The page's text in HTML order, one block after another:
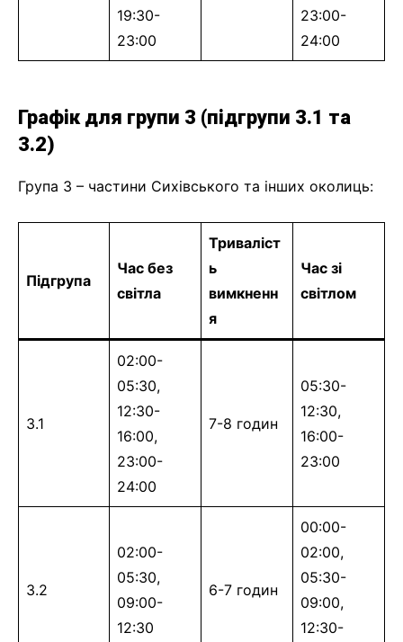
19:30-
23:00
23:00-
24:00
Графік для групи 3 (підгрупи 3.1 та
3.2)
Група 3 – частини Сихівського та інших околиць:
Підгрупа
Час без
світла
Триваліст
ь
вимкненн
я
Час зі
світлом
3.1
02:00-
05:30,
12:30-
16:00,
23:00-
24:00
7-8 годин
05:30-
12:30,
16:00-
23:00
3.2
02:00-
05:30,
09:00-
12:30
6-7 годин
00:00-
02:00,
05:30-
09:00,
12:30-